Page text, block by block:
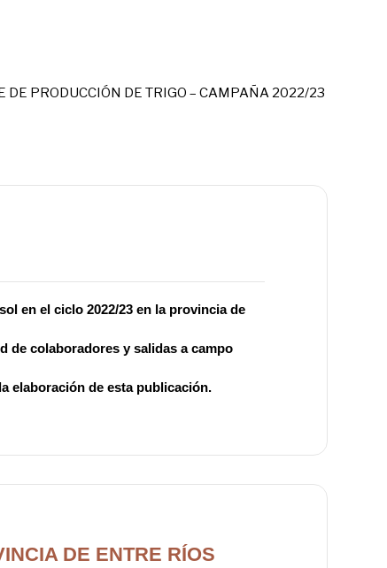
DE PRODUCCIÓN DE TRIGO – CAMPAÑA 2022/23
en el ciclo 2022/23 en la provincia de
de colaboradores y salidas a campo
elaboración de esta publicación.
DE ENTRE RÍOS